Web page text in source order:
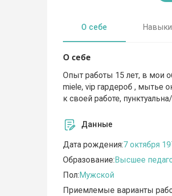
О себе Навыки
О себе
Опыт работы 15 лет, в мои
miele, vip гардероб , мытье
к своей работе, пунктуальна/
Данные
Дата рождения:7 октября
Образование:Высшее
Пол:Мужской
Приемлемые варианты